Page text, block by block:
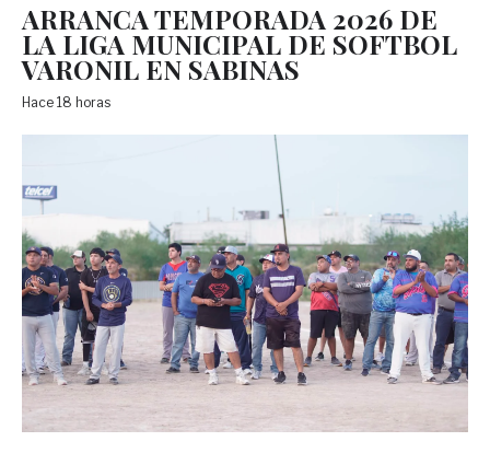
ARRANCA TEMPORADA 2026 DE
LA LIGA MUNICIPAL DE SOFTBOL
VARONIL EN SABINAS
Hace 18 horas